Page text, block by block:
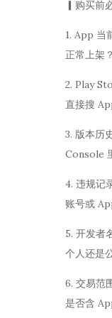
▎购买前
1. App 当
正常上架
2. Play
直接搜
3. 版本历
Console
4. 违规记
账号或
5. 开发者
个人还是
6. 交易范
是否含